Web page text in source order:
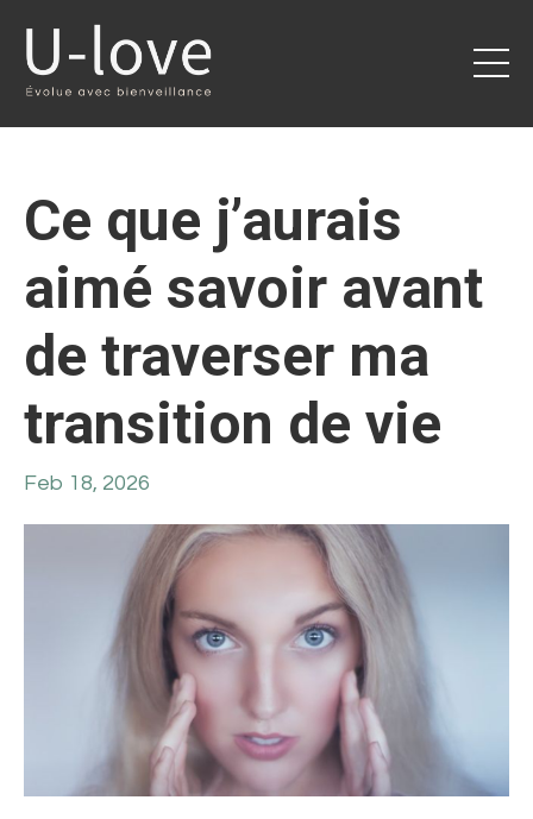
Ce que j’aurais
aimé savoir avant
de traverser ma
transition de vie
Feb 18, 2026